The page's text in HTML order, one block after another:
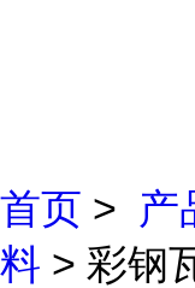
首页 > 产
料 > 彩钢